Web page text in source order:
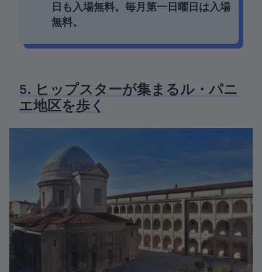
日も入場無料。毎月第一日曜日は入場
無料。
5. ヒップスターが集まるル・パニ
エ地区を歩く